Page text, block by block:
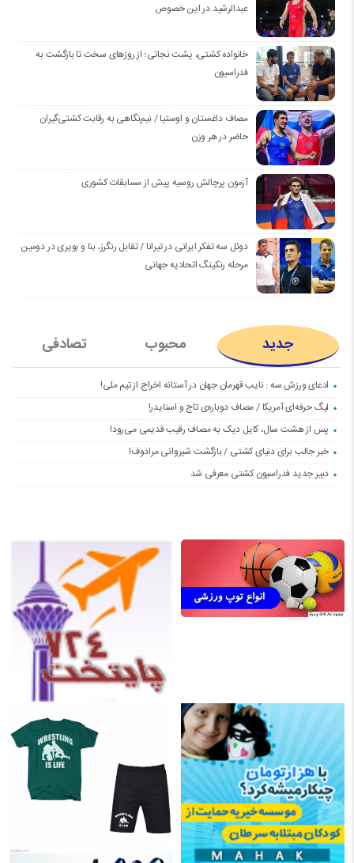
عبدالرشید در این خصوص
خانواده کشتی، پشت نجاتی؛ از روزهای سخت تا بازگشت به
فدراسیون
مصاف داغستان و اوستیا / نیم‌نگاهی به رقابت کشتی‌گیران
حاضر در هر وزن
آزمون پرچالش روسیه پیش از مسابقات کشوری
دوئل سه تفکر ایرانی در تیرانا / تقابل رنگرز، بنا و بویری در دومین
مرحله رنکینگ اتحادیه جهانی
جدید محبوب تصادفی
ادعای ورزش سه : نایب قهرمان جهان در آستانه اخراج از تیم ملی!
لیگ حرفه‌ای آمریکا / مصاف دوباره‌ی تاج و اسنایدر!
پس از هشت سال، کایل دیک به مصاف رقیب قدیمی می‌رود!
خبر جالب برای دنیای کشتی / بازگشت شیروانی مرادوف!
دبیر جدید فدراسیون کشتی معرفی شد